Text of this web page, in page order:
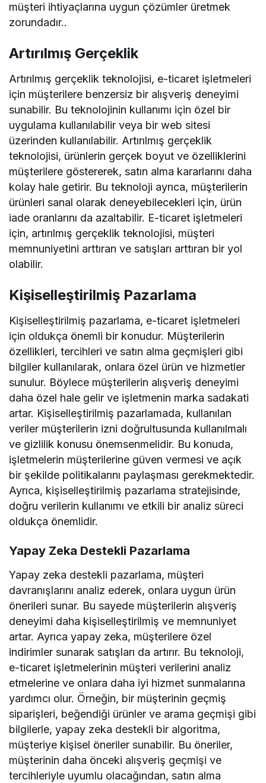
müşteri ihtiyaçlarına uygun çözümler üretmek
zorundadır..
Artırılmış Gerçeklik
Artırılmış gerçeklik teknolojisi, e-ticaret işletmeleri
için müşterilere benzersiz bir alışveriş deneyimi
sunabilir. Bu teknolojinin kullanımı için özel bir
uygulama kullanılabilir veya bir web sitesi
üzerinden kullanılabilir. Artırılmış gerçeklik
teknolojisi, ürünlerin gerçek boyut ve özelliklerini
müşterilere göstererek, satın alma kararlarını daha
kolay hale getirir. Bu teknoloji ayrıca, müşterilerin
ürünleri sanal olarak deneyebilecekleri için, ürün
iade oranlarını da azaltabilir. E-ticaret işletmeleri
için, artırılmış gerçeklik teknolojisi, müşteri
memnuniyetini arttıran ve satışları arttıran bir yol
olabilir.
Kişiselleştirilmiş Pazarlama
Kişiselleştirilmiş pazarlama, e-ticaret işletmeleri
için oldukça önemli bir konudur. Müşterilerin
özellikleri, tercihleri ve satın alma geçmişleri gibi
bilgiler kullanılarak, onlara özel ürün ve hizmetler
sunulur. Böylece müşterilerin alışveriş deneyimi
daha özel hale gelir ve işletmenin marka sadakati
artar. Kişiselleştirilmiş pazarlamada, kullanılan
veriler müşterilerin izni doğrultusunda kullanılmalı
ve gizlilik konusu önemsenmelidir. Bu konuda,
işletmelerin müşterilerine güven vermesi ve açık
bir şekilde politikalarını paylaşması gerekmektedir.
Ayrıca, kişiselleştirilmiş pazarlama stratejisinde,
doğru verilerin kullanımı ve etkili bir analiz süreci
oldukça önemlidir.
Yapay Zeka Destekli Pazarlama
Yapay zeka destekli pazarlama, müşteri
davranışlarını analiz ederek, onlara uygun ürün
önerileri sunar. Bu sayede müşterilerin alışveriş
deneyimi daha kişiselleştirilmiş ve memnuniyet
artar. Ayrıca yapay zeka, müşterilere özel
indirimler sunarak satışları da artırır. Bu teknoloji,
e-ticaret işletmelerinin müşteri verilerini analiz
etmelerine ve onlara daha iyi hizmet sunmalarına
yardımcı olur. Örneğin, bir müşterinin geçmiş
siparişleri, beğendiği ürünler ve arama geçmişi gibi
bilgilerle, yapay zeka destekli bir algoritma,
müşteriye kişisel öneriler sunabilir. Bu öneriler,
müşterinin daha önceki alışveriş geçmişi ve
tercihleriyle uyumlu olacağından, satın alma